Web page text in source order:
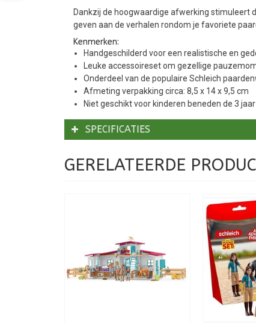
Dankzij de hoogwaardige afwerking stimuleert
geven aan de verhalen rondom je favoriete
Kenmerken:
Handgeschilderd voor een realistische en
Leuke accessoireset om gezellige
Onderdeel van de populaire Schleich
Afmeting verpakking circa: 8,5 x 14 x 9,5 cm
Niet geschikt voor kinderen beneden de 3 jaar
SPECIFICATIES
GERELATEERDE